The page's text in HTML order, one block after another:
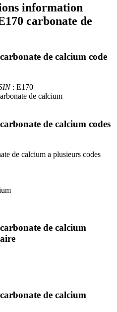
information
carbonate de
de calcium code
: E170
de calcium
de calcium codes
de calcium a plusieurs codes
de calcium
de calcium